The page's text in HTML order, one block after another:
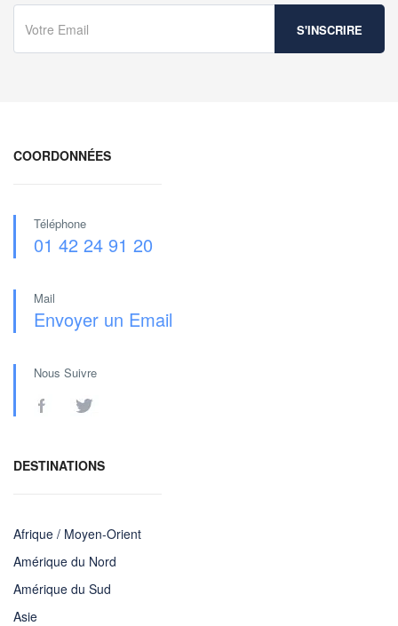
COORDONNÉES
Téléphone
01 42 24 91 20
Mail
Envoyer un Email
Nous Suivre
DESTINATIONS
Afrique / Moyen-Orient
Amérique du Nord
Amérique du Sud
Asie